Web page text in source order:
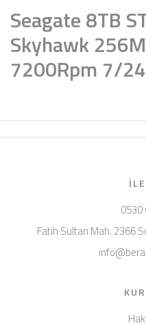
Seagate 8TB
Skyhawk
7200Rpm 7/24
0530
Fatih Sultan Mah. 2366